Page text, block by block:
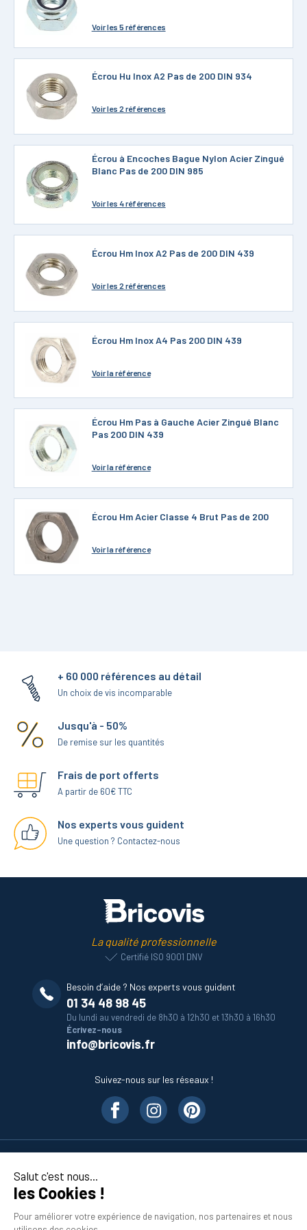
Salut c'est nous...
les Cookies !
Pour améliorer votre expérience de navigation, nos partenaires et nous
Voirles 5 références
Écrou Hu Inox A2 Pas de 200 DIN 934
Voirles 2 références
Écrou à Encoches Bague Nylon Acier Zingué
Blanc Pas de 200 DIN 985
Voirles 4 références
Écrou Hm Inox A2 Pas de 200 DIN 439
Voirles 2 références
Écrou Hm Inox A4 Pas 200 DIN 439
Voirla référence
Écrou Hm Pas à Gauche Acier Zingué Blanc
Pas 200 DIN 439
Voirla référence
Écrou Hm Acier Classe 4 Brut Pas de 200
Voirla référence
+ 60 000 références au détail
Un choix de vis incomparable
Jusqu'à - 50%
De remise sur les quantités
Frais de port offerts
A partir de 60€ TTC
Nos experts vous guident
Une question ? Contactez-nous
La qualité professionnelle
Certifié ISO 9001 DNV
Besoin d’aide ? Nos experts vous guident
01 34 48 98 45
Du lundi au vendredi de 8h30 à 12h30 et 13h30 à 16h30
Écrivez-nous
info@bricovis.fr
Suivez-nous sur les réseaux !
En savoir plus